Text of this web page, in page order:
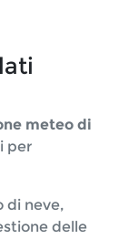
meteo di
per
di neve,
delle